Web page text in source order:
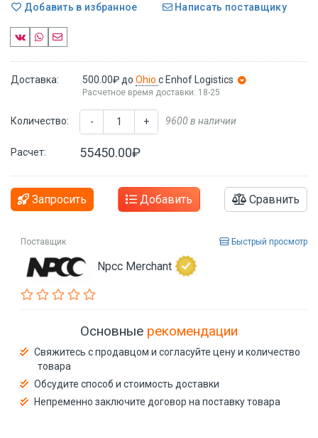
Добавить в избранное
Написать поставщику
Доставка: 500.00₽ до Ohio с Enhof Logistics
Расчетное время доставки: 18-25
Количество: - + 9600 в наличии
Расчет: 55450.00₽
Запросить Добавить Сравнить
Поставщик Быстрый просмотр
Npcc Merchant
Основные рекомендации
Свяжитесь с продавцом и согласуйте цену и количество
товара
Обсудите способ и стоимость доставки
Непременно заключите договор на поставку товара